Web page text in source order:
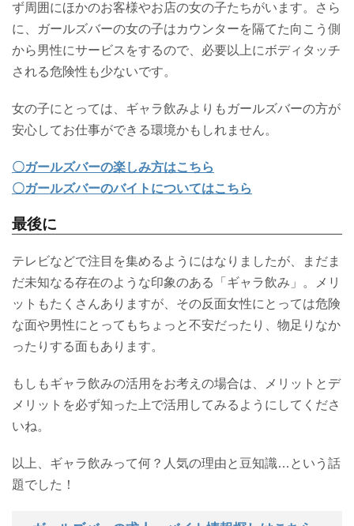
ず周囲にほかのお客様やお店の女の子たちがいます。さら
に、ガールズバーの女の子はカウンターを隔てた向こう側
から男性にサービスをするので、必要以上にボディタッチ
される危険性も少ないです。
女の子にとっては、ギャラ飲みよりもガールズバーの方が
安心してお仕事ができる環境かもしれません。
〇ガールズバーの楽しみ方はこちら
〇ガールズバーのバイトについてはこちら
最後に
テレビなどで注目を集めるようにはなりましたが、まだま
だ未知なる存在のような印象のある「ギャラ飲み」。メリ
ットもたくさんありますが、その反面女性にとっては危険
な面や男性にとってもちょっと不安だったり、物足りなか
ったりする面もあります。
もしもギャラ飲みの活用をお考えの場合は、メリットとデ
メリットを必ず知った上で活用してみるようにしてくださ
いね。
以上、ギャラ飲みって何？人気の理由と豆知識…という話
題でした！